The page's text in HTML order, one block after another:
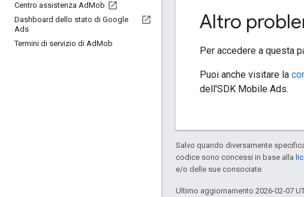
Centro assistenza AdMob
Dashboard dello stato di Google
Ads
Termini di servizio di AdMob
Altro
Per accedere a questa
Puoi anche visitare la
dell'SDK Mobile Ads.
Salvo quando diversamente
codice sono concessi in base alla
e/o delle sue consociate.
Ultimo aggiornamento 2026-02-07